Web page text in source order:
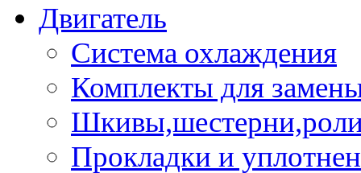
Двигатель
Система охлаждения
Комплекты для
Прокладки и